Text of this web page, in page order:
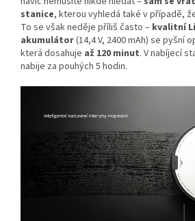
stanice, kterou vyhledá také v případě,
To se však neděje příliš často – kvalitní
akumulátor(14,4 V, 2400 mAh) se pyšní
která dosahuje až 120 minut. V nabíjecí
nabije za pouhých 5 hodin.